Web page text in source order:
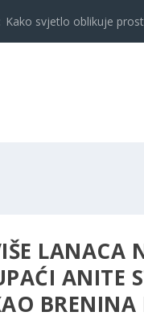
Kako svjetlo oblikuje
LANACA
ANITE
BRENINA